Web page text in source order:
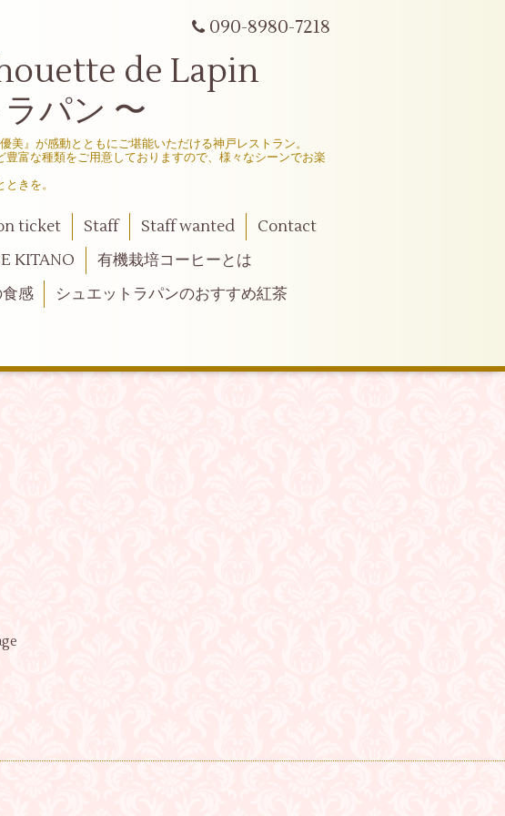
090-8980-7218
de Lapin
ン 〜
』が感動とともにご堪能いただける神戸レストラン。
富な種類をご用意しておりますので、様々なシーンでお楽
きを。
ticket Staff Staff wanted
Contact
KITANO
有機栽培コーヒーとは
感
シュエットラパンのおすすめ紅茶